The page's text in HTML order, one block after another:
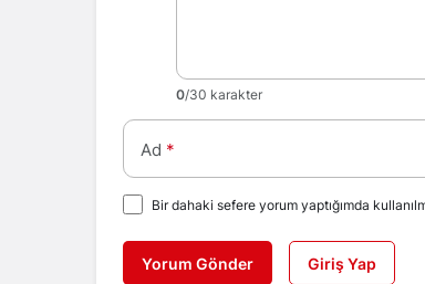
0/30 karakter
Ad *
Bir dahaki sefere yorum yaptığımda
Yorum Gönder Giriş Yap